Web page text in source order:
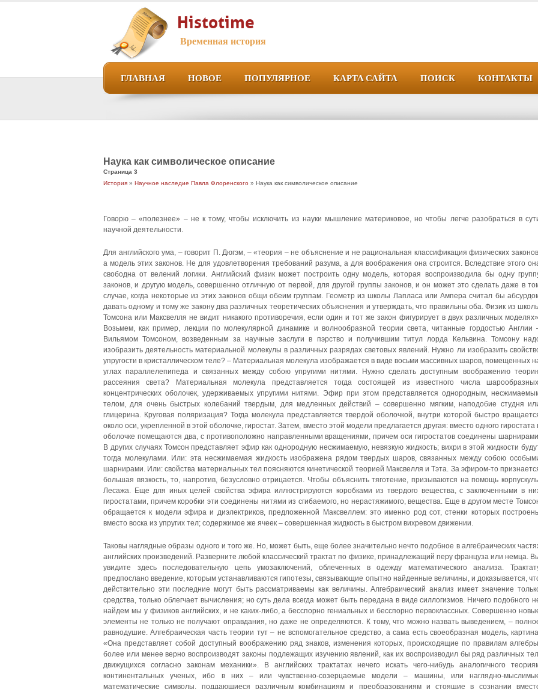
Histotime
Временная история
ГЛАВНАЯ НОВОЕ ПОПУЛЯРНОЕ КАРТА САЙТА ПОИСК КОНТАКТЫ
Наука как символическое описание
Страница 3
История » Научное наследие Павла Флоренского » Наука как символическое описание
Говорю – «полезнее» – не к тому, чтобы исключить из науки мышление материковое, но чтобы легче разобраться в
научной деятельности.
Для английского ума, – говорит П. Дюгэм, – «теория – не объяснение и не рациональная классификация физических
а модель этих законов. Не для удовлетворения требований разума, а для воображения она строится. Вследствие этого
свободна от велений логики. Английский физик может построить одну модель, которая воспроизводила бы одну
законов, и другую модель, совершенно отличную от первой, для другой группы законов, и он может это сделать даже в
случае, когда некоторые из этих законов общи обеим группам. Геометр из школы Лапласа или Ампера считал бы
давать одному и тому же закону два различных теоретических объяснения и утверждать, что правильны оба. Физик из
Томсона или Максвелля не видит никакого противоречия, если один и тот же закон фигурирует в двух различных
Возьмем, как пример, лекции по молекулярной динамике и волнообразной теории света, читанные гордостью Англии
Вильямом Томсоном, возведенным за научные заслуги в пэрство и получившим титул лорда Кельвина. Томсону
изобразить деятельность материальной молекулы в различных разрядах световых явлений. Нужно ли изобразить
упругости в кристаллическом теле? – Материальная молекула изображается в виде восьми массивных шаров, помещенных
углах параллелепипеда и связанных между собою упругими нитями. Нужно сделать доступным воображению
рассеяния света? Материальная молекула представляется тогда состоящей из известного числа
концентрических оболочек, удерживаемых упругими нитями. Эфир при этом представляется однородным,
телом, для очень быстрых колебаний твердым, для медленных действий – совершенно мягким, наподобие студня
глицерина. Круговая поляризация? Тогда молекула представляется твердой оболочкой, внутри которой быстро
около оси, укрепленной в этой оболочке, гиростат. Затем, вместо этой модели предлагается другая: вместо одного гиростата
оболочке помещаются два, с противоположно направленными вращениями, причем оси гигростатов соединены
В других случаях Томсон представляет эфир как однородную несжимаемую, невязкую жидкость; вихри в этой жидкости
тогда молекулами. Или: эта несжимаемая жидкость изображена рядом твердых шаров, связанных между собою
шарнирами. Или: свойства материальных тел поясняются кинетической теорией Максвелля и Тэта. За эфиром-то
большая вязкость, то, напротив, безусловно отрицается. Чтобы объяснить тяготение, призываются на помощь
Лесажа. Еще для иных целей свойства эфира иллюстрируются коробками из твердого вещества, с заключенными в
гиростатами, причем коробки эти соединены нитями из сгибаемого, но нерастяжимого, вещества. Еще в другом месте
обращается к модели эфира и диэлектриков, предложенной Максвеллем: это именно род сот, стенки которых
вместо воска из упругих тел; содержимое же ячеек – совершенная жидкость в быстром вихревом движении.
Таковы наглядные образы одного и того же. Но, может быть, еще более значительно нечто подобное в алгебраических
английских произведений. Разверните любой классический трактат по физике, принадлежащий перу француза или немца.
увидите здесь последовательную цепь умозаключений, облеченных в одежду математического анализа.
предпослано введение, которым устанавливаются гипотезы, связывающие опытно найденные величины, и доказывается,
действительно эти последние могут быть рассматриваемы как величины. Алгебраический анализ имеет значение
средства, только облегчает вычисления; но суть дела всегда может быть передана в виде силлогизмов. Ничего подобного
найдем мы у физиков английских, и не каких-либо, а бесспорно гениальных и бесспорно первоклассных. Совершенно
элементы не только не получают оправдания, но даже не определяются. К тому, что можно назвать выведением, –
равнодушие. Алгебраическая часть теории тут – не вспомогательное средство, а сама есть своеобразная модель,
«Она представляет собой доступный воображению ряд знаков, изменения которых, происходящие по правилам
более или менее верно воспроизводят законы подлежащих изучению явлений, как их воспроизводил бы ряд различных
движущихся согласно законам механики». В английских трактатах нечего искать чего-нибудь аналогичного
континентальных ученых, ибо в них – или чувственно-созерцаемые модели – машины, или наглядно-
математические символы, поддающиеся различным комбинациям и преобразованиям и стоящие в сознании